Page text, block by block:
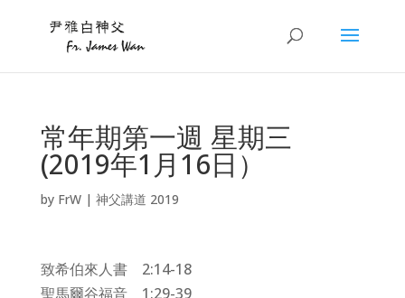
常年期第一週 星期三
(2019年1月16日）
by FrW| 神父講道 2019
致希伯來人書 2:14-18
聖馬爾谷福音 1:29-39